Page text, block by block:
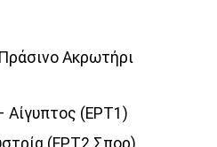
Ακρωτήρι
Αίγυπτος (ΕΡΤ1)